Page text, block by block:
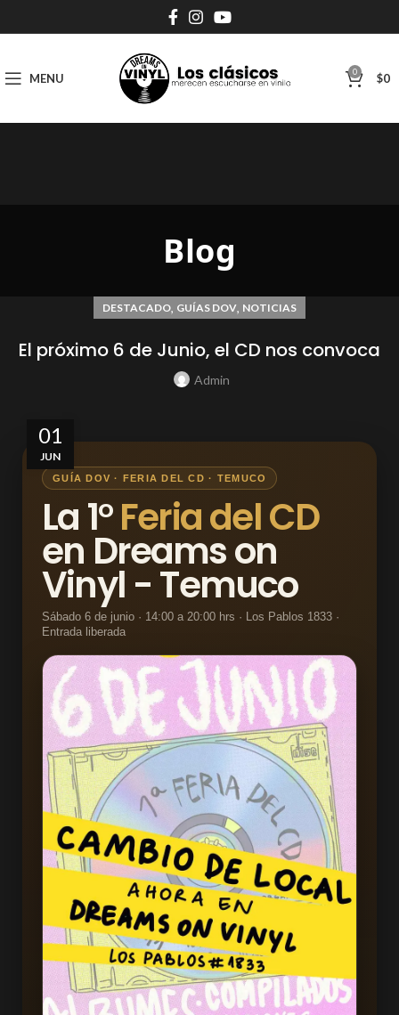
MENU 0 $0
Blog
DESTACADO, GUÍAS DOV, NOTICIAS
El próximo 6 de Junio, el CD nos convoca
Admin
01
JUN
GUÍA DOV · FERIA DEL CD · TEMUCO
La 1°Feria del CD
en Dreams on
Vinyl - Temuco
Sábado 6 de junio · 14:00 a 20:00 hrs · Los Pablos 1833 ·
Entrada liberada